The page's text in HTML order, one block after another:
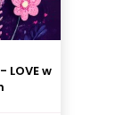
w